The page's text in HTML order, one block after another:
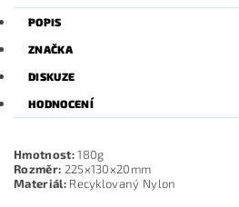
POPIS
ZNAČKA
DISKUZE
HODNOCENÍ
Hmotnost:180g
Rozměr: 225x130x20mm
Materiál:Recyklovaný Nylon